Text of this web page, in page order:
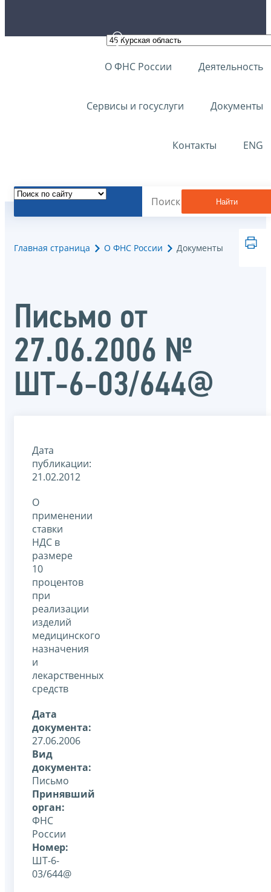
О ФНС России Деятельность
Сервисы и госуслуги Документы
Контакты ENG
Найти
Главная страница О ФНС России Документы
Письмо от
27.06.2006 №
ШТ-6-03/644@
Дата
публикации:
21.02.2012
О
применении
ставки
НДС в
размере
10
процентов
при
реализации
изделий
медицинского
назначения
и
лекарственных
средств
Дата
документа:
27.06.2006
Вид
документа:
Письмо
Принявший
орган:
ФНС
России
Номер:
ШТ-6-
03/644@